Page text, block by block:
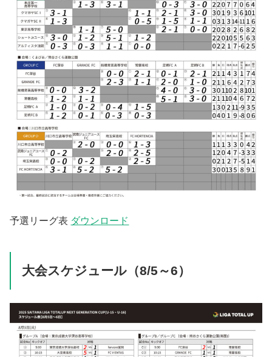
予選リーグ表 ダウンロード
大会スケジュール（8/5～6）